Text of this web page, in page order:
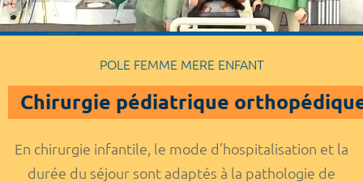
POLE FEMME MERE ENFANT
Chirurgie pédiatrique
En chirurgie infantile, le mode d’hospitalisation et la
durée du séjour sont adaptés à la pathologie de